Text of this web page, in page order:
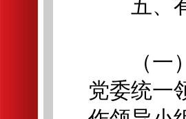
五、有
（一）
党委统一